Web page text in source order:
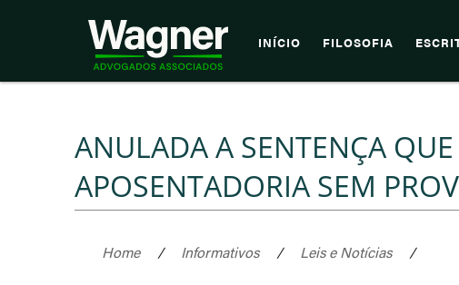
INÍCIO FILOSOFIA
ANULADA A SENTENÇA
APOSENTADORIA SEM
Home / Informativos / Leis e Notícias /